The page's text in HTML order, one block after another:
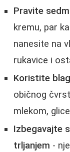
Pravite
kremu, par
nanesite na
rukavice i
Koristite
običnog
mlekom,
Izbegavajte
trljanjem -